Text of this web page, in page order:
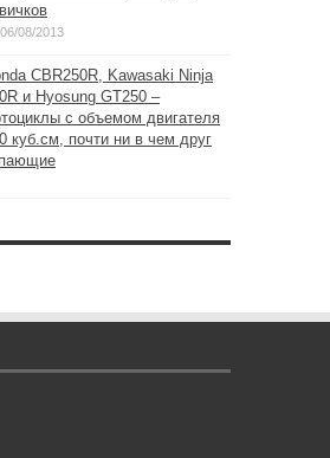
06/08/2013
CBR250R, Kawasaki Ninja
и Hyosung GT250 –
с объемом двигателя
куб.см, почти ни в чем друг